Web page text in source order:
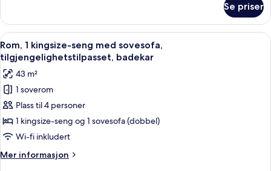
(Roll-
in
Shower)
1
kingsize-
seng
med
sovesofa,
tilgjengelighetstilpasset
(Roll-
in
Shower)
Se priser
Åpne
alle
bildene
av
Rom,
1
kingsize-
seng
med
sovesofa,
Safe på rommet, skrivebord og
5
Rom, 1 kingsize-seng med sovesofa,
tilgjengelighetstilpasset, badekar
43 m²
1 soverom
Plass til 4 personer
1 kingsize-seng og 1 sovesofa (dobbel)
Wi-fi inkludert
Mer informasjon
Mer